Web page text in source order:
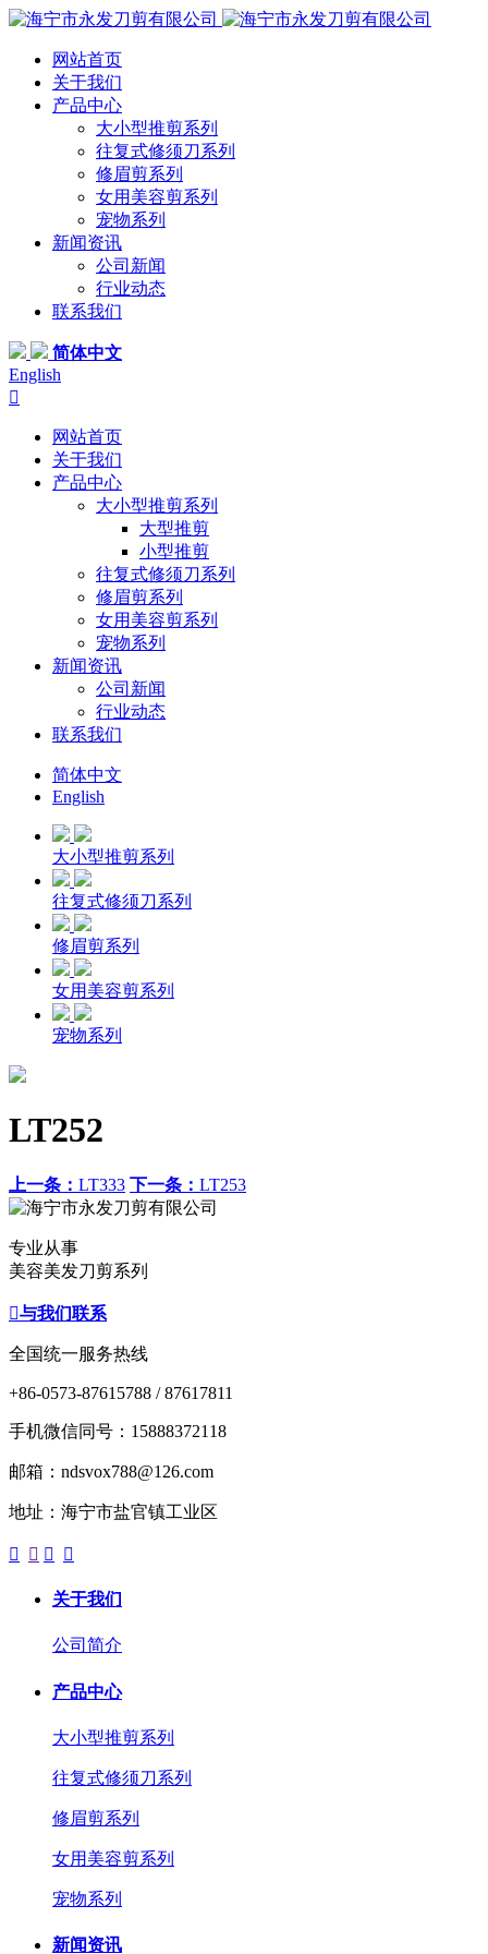
网站首页
关于我们
产品中心
大小型推剪系列
往复式修须刀系列
修眉剪系列
女用美容剪系列
宠物系列
新闻资讯
公司新闻
行业动态
联系我们
简体中文
English

网站首页
关于我们
产品中心
大小型推剪系列
大型推剪
小型推剪
往复式修须刀系列
修眉剪系列
女用美容剪系列
宠物系列
新闻资讯
公司新闻
行业动态
联系我们
简体中文
English
大小型推剪系列
往复式修须刀系列
修眉剪系列
女用美容剪系列
宠物系列
LT252
上一条： LT333 下一条： LT253
专业从事
美容美发刀剪系列
与我们联系
全国统一服务热线
+86-0573-87615788 / 87617811
手机微信同号：15888372118
邮箱：ndsvox788@126.com
地址：海宁市盐官镇工业区
   
关于我们
公司简介
产品中心
大小型推剪系列
往复式修须刀系列
修眉剪系列
女用美容剪系列
宠物系列
新闻资讯